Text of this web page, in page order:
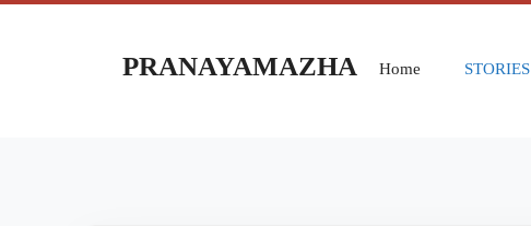
PRANAYAMAZHA Home STORIES